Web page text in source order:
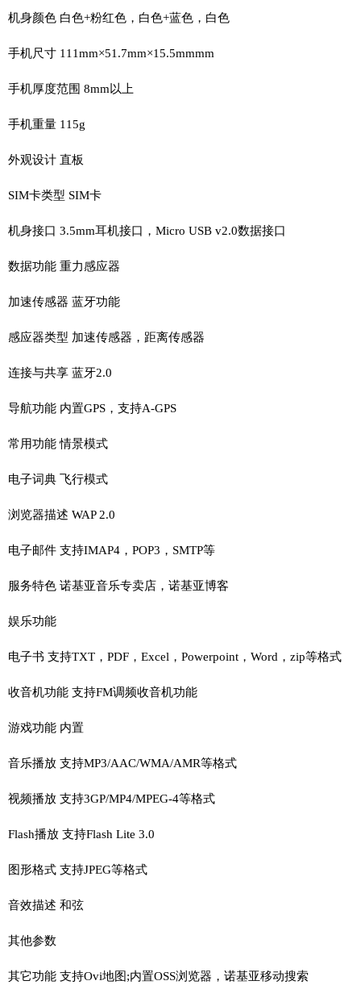
机身颜色 白色+粉红色，白色+蓝色，白色
手机尺寸 111mm×51.7mm×15.5mmmm
手机厚度范围 8mm以上
手机重量 115g
外观设计 直板
SIM卡类型 SIM卡
机身接口 3.5mm耳机接口，Micro USB v2.0数据接口
数据功能 重力感应器
加速传感器 蓝牙功能
感应器类型 加速传感器，距离传感器
连接与共享 蓝牙2.0
导航功能 内置GPS，支持A-GPS
常用功能 情景模式
电子词典 飞行模式
浏览器描述 WAP 2.0
电子邮件 支持IMAP4，POP3，SMTP等
服务特色 诺基亚音乐专卖店，诺基亚博客
娱乐功能
电子书 支持TXT，PDF，Excel，Powerpoint，Word，zip等格式
收音机功能 支持FM调频收音机功能
游戏功能 内置
音乐播放 支持MP3/AAC/WMA/AMR等格式
视频播放 支持3GP/MP4/MPEG-4等格式
Flash播放 支持Flash Lite 3.0
图形格式 支持JPEG等格式
音效描述 和弦
其他参数
其它功能 支持Ovi地图;内置OSS浏览器，诺基亚移动搜索